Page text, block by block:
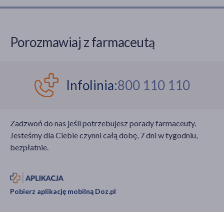
Porozmawiaj z farmaceutą
Infolinia:800 110 110
Zadzwoń do nas jeśli potrzebujesz porady farmaceuty.
Jesteśmy dla Ciebie czynni całą dobę, 7 dni w tygodniu,
bezpłatnie.
Pobierz aplikację mobilną Doz.pl